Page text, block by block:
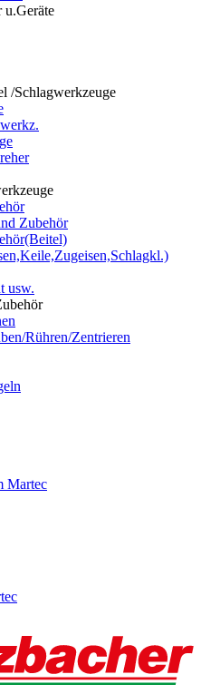
u.Geräte
/Schlagwerkzeuge
Zubehör
usw.
Rühren/Zentrieren
Martec